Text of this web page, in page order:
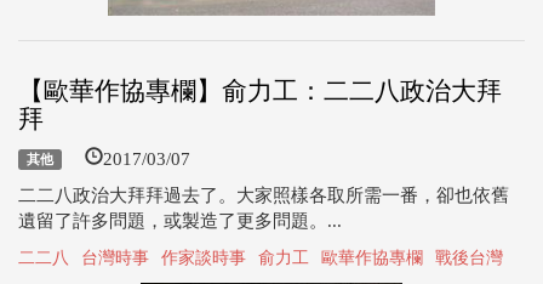
【歐華作協專欄】俞力工：二二八政治大拜
拜
其他 2017/03/07
二二八政治大拜拜過去了。大家照樣各取所需一番，卻也依舊
遺留了許多問題，或製造了更多問題。...
二二八 台灣時事 作家談時事 俞力工 歐華作協專欄 戰後台灣